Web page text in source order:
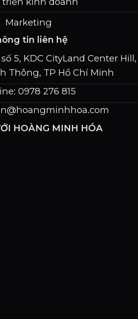
Marketing
tin liên hệ
5, KDC CityLand Center Hill,
Thông, TP Hồ Chí Minh
0978 276 815
HOÀNG MINH HÓA